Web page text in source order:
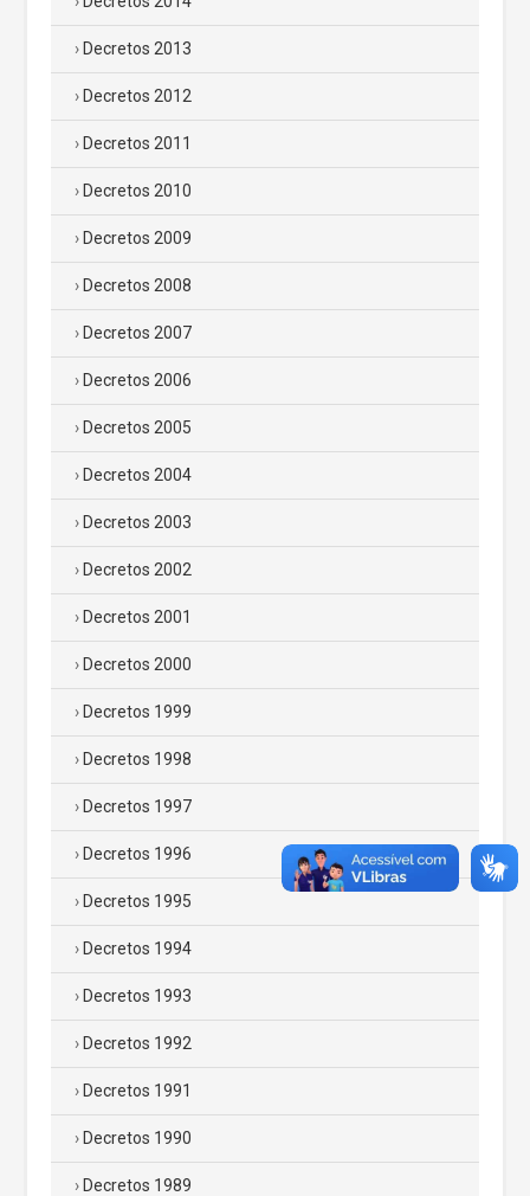
Decretos 2013
Decretos 2012
Decretos 2011
Decretos 2010
Decretos 2009
Decretos 2008
Decretos 2007
Decretos 2006
Decretos 2005
Decretos 2004
Decretos 2003
Decretos 2002
Decretos 2001
Decretos 2000
Decretos 1999
Decretos 1998
Decretos 1997
Decretos 1996
Decretos 1995
Decretos 1994
Decretos 1993
Decretos 1992
Decretos 1991
Decretos 1990
Decretos 1989